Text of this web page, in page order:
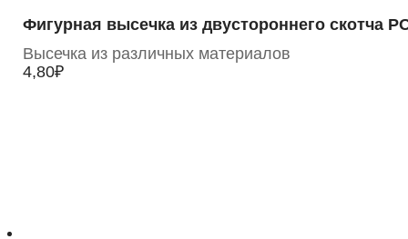
Фигурная высечка из двустороннего скотча
Высечка из различных материалов
4,80₽